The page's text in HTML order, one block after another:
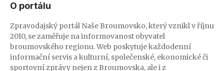
O portálu
Zpravodajský portál Naše Broumovsko, který vznikl v říjnu
2010, se zaměřuje na informovanost obyvatel
broumovského regionu. Web poskytuje každodenní
informační servis a kulturní, společenské, ekonomické či
sportovní zprávy nejen z Broumovska, ale i z